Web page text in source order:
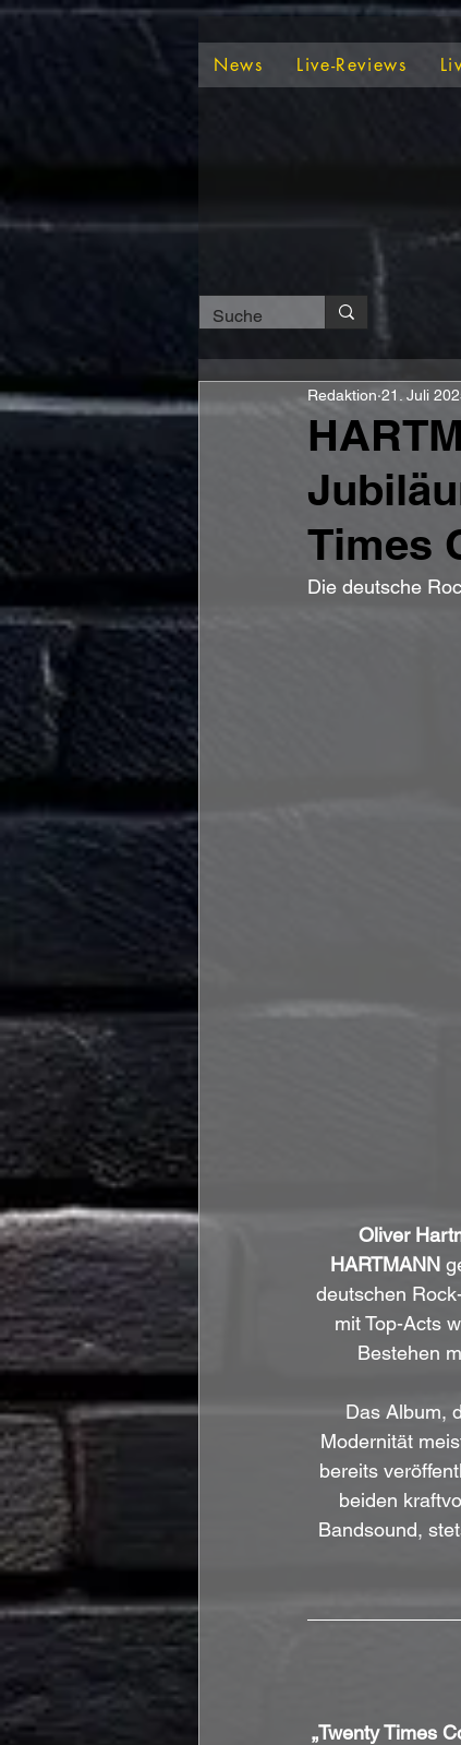
News Live-Reviews
Times
Redaktion 21. Juli
Die deutsche
Oliver
HARTMANN
deutschen
mit Top-Acts
Bestehen
Das Album,
Modernität
bereits
beiden
Bandsound,
„Twenty Times